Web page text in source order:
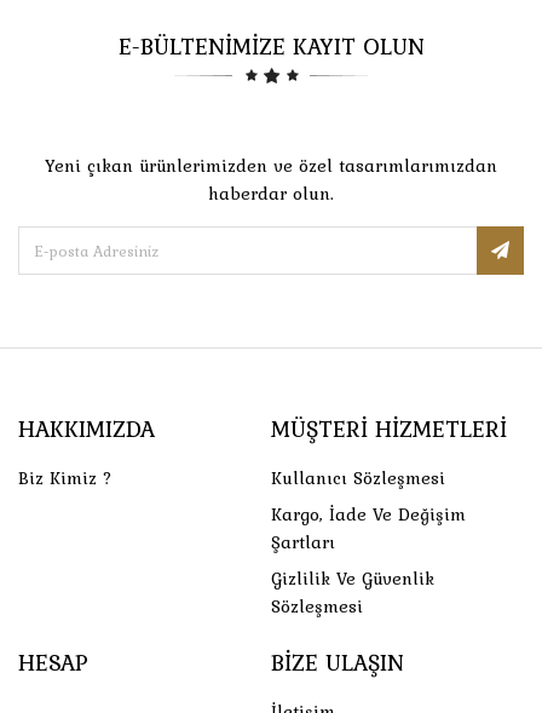
E-BÜLTENİMİZE KAYIT OLUN
Yeni çıkan ürünlerimizden ve özel tasarımlarımızdan
haberdar olun.
HAKKIMIZDA
Biz Kimiz ?
MÜŞTERI HIZMETLERI
Kullanıcı Sözleşmesi
Kargo, İade Ve Değişim
Şartları
Gizlilik Ve Güvenlik
Sözleşmesi
HESAP BIZE ULAŞIN